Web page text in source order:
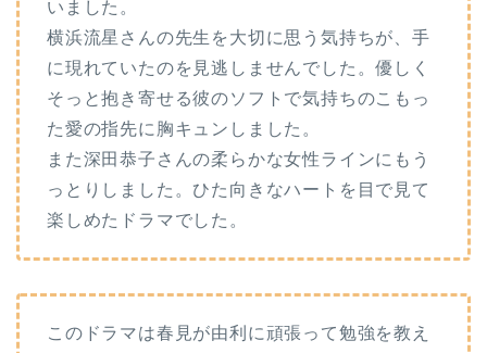
いました。
横浜流星さんの先生を大切に思う気持ちが、手
に現れていたのを見逃しませんでした。優しく
そっと抱き寄せる彼のソフトで気持ちのこもっ
た愛の指先に胸キュンしました。
また深田恭子さんの柔らかな女性ラインにもう
っとりしました。ひた向きなハートを目で見て
楽しめたドラマでした。
このドラマは春見が由利に頑張って勉強を教え